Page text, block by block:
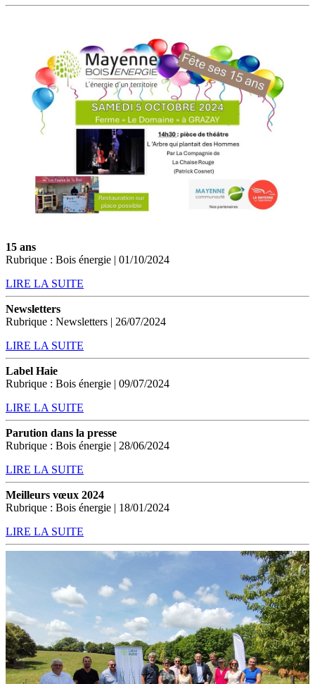
15 ans
Rubrique : Bois énergie | 01/10/2024
LIRE LA SUITE
Newsletters
Rubrique : Newsletters | 26/07/2024
LIRE LA SUITE
Label Haie
Rubrique : Bois énergie | 09/07/2024
LIRE LA SUITE
Parution dans la presse
Rubrique : Bois énergie | 28/06/2024
LIRE LA SUITE
Meilleurs vœux 2024
Rubrique : Bois énergie | 18/01/2024
LIRE LA SUITE